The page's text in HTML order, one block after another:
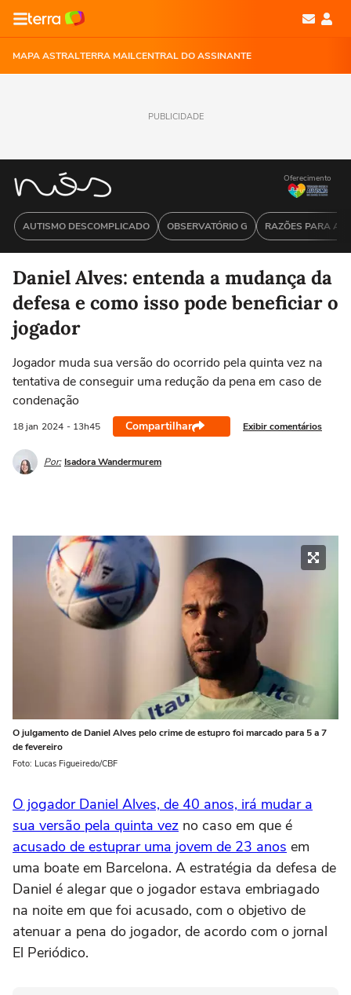
MAPA ASTRALTERRA MAILCENTRAL DO ASSINANTE
PUBLICIDADE
AUTISMO DESCOMPLICADO OBSERVATÓRIO G RAZÕES PARA
Oferecimento
Daniel Alves: entenda a mudança da
defesa e como isso pode beneficiar o
jogador
Jogador muda sua versão do ocorrido pela quinta vez na
tentativa de conseguir uma redução da pena em caso de
condenação
18 jan 2024 - 13h45 Compartilhar Exibir comentários
Por: Isadora Wandermurem
O julgamento de Daniel Alves pelo crime de estupro foi marcado para 5 a 7
de fevereiro
Foto: Lucas Figueiredo/CBF
O jogador Daniel Alves, de 40 anos, irá mudar a
sua versão pela quinta vez no caso em que é
acusado de estuprar uma jovem de 23 anos em
uma boate em Barcelona. A estratégia da defesa de
Daniel é alegar que o jogador estava embriagado
na noite em que foi acusado, com o objetivo de
atenuar a pena do jogador, de acordo com o jornal
El Periódico.